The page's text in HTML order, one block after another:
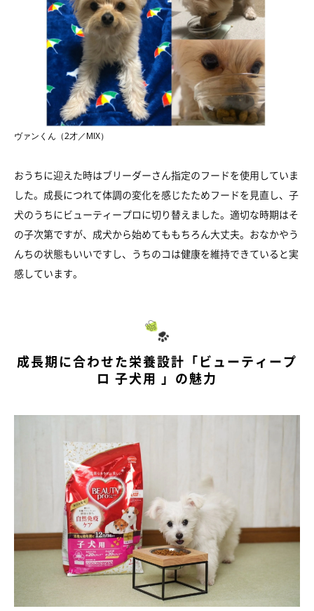
ヴァンくん（2才／MIX）
おうちに迎えた時はブリーダーさん指定のフードを使用していま
した。成長につれて体調の変化を感じたためフードを見直し、子
犬のうちにビューティープロに切り替えました。適切な時期はそ
の子次第ですが、成犬から始めてももちろん大丈夫。おなかやう
んちの状態もいいですし、うちのコは健康を維持できていると実
感しています。
成長期に合わせた栄養設計「ビューティープ
ロ 子犬用 」の魅力